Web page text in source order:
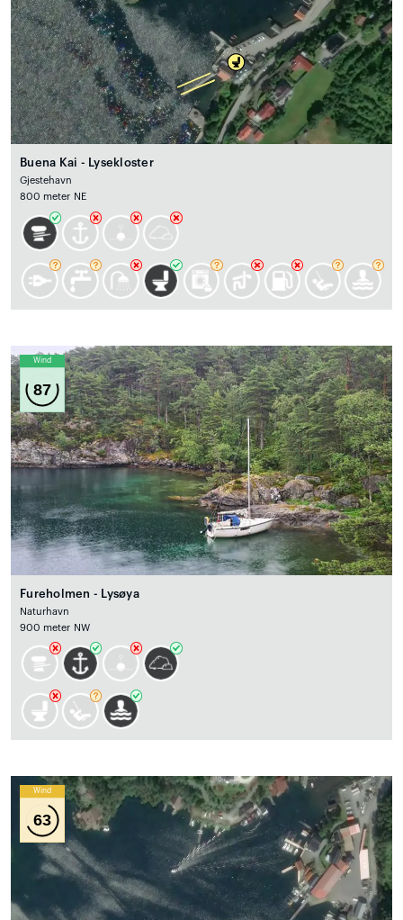
Buena Kai - Lysekloster
Gjestehavn
800 meter NE
Wind
87
Fureholmen - Lysøya
Naturhavn
900 meter NW
Wind
63